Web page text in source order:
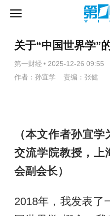
关于“中国世界学”
第一财经 • 2025-12-26 09:55
作者：孙宜学 责编：张健
（本文作者孙宜
交流学院教授，上
会副会长）
2018年，我发表了